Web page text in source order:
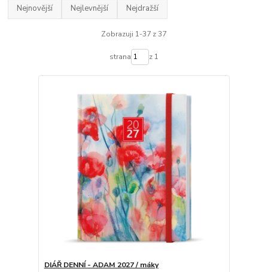
Nejnovější Nejlevnější Nejdražší
Zobrazuji 1-37 z 37
strana z 1
DIÁŘ DENNÍ - ADAM 2027 / máky